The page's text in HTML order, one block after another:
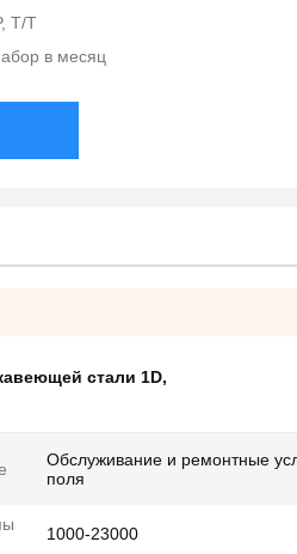
T/T
в месяц
стали 1D,
Обслуживание и ремонтные
поля
1000-23000